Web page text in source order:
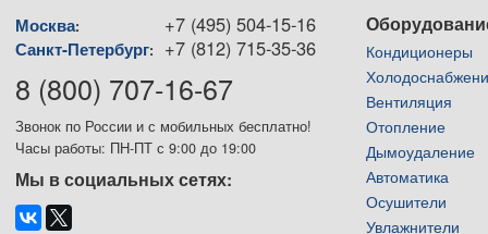
Москва: +7 (495) 504-15-16
Санкт-Петербург: +7 (812) 715-35-36
8 (800) 707-16-67
Звонок по России и с мобильных бесплатно!
Часы работы: ПН-ПТ с 9:00 до 19:00
Мы в социальных сетях:
Кондиционеры
Вентиляция
Отопление
Дымоудаление
Автоматика
Осушители
Увлажнители